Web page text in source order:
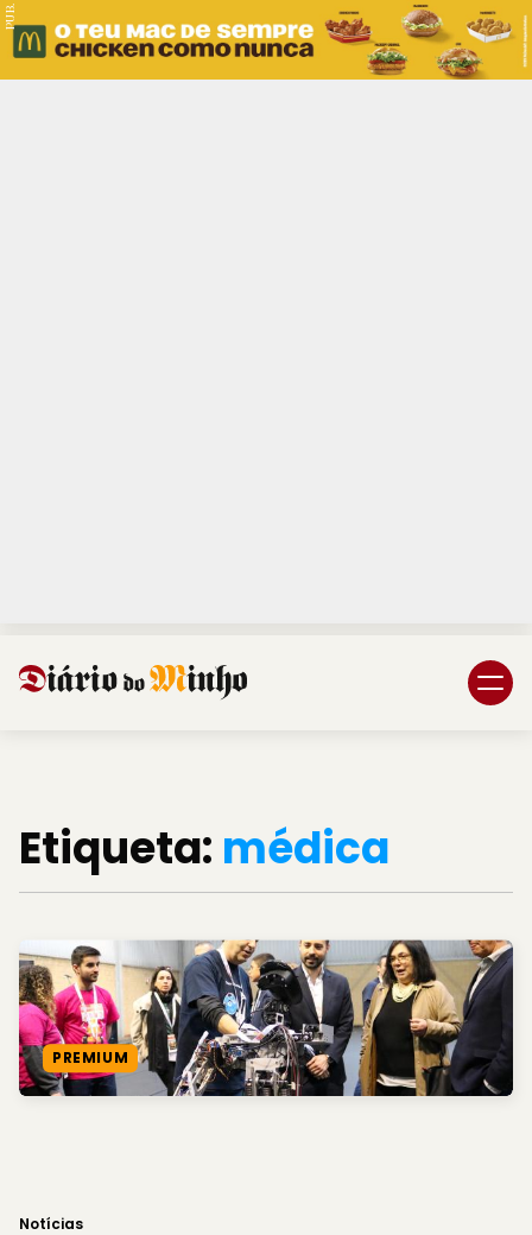
PUB.
Etiqueta: médica
PREMIUM
Notícias